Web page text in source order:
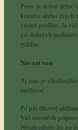
Preto je dobré držať
kozubu alebo iných
vnútri pridlho. Ja
pri dobrých
týždne.
Návrat von
Aj toto je
možnosť.
Po pár dňovej
Váš stromček
Nezabudnite ho po